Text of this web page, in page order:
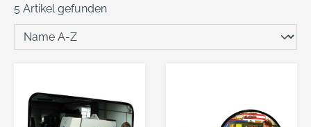
5 Artikel gefunden